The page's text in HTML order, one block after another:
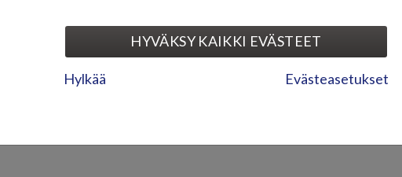
HYVÄKSY KAIKKI EVÄSTEET
Hylkää Evästeasetukset